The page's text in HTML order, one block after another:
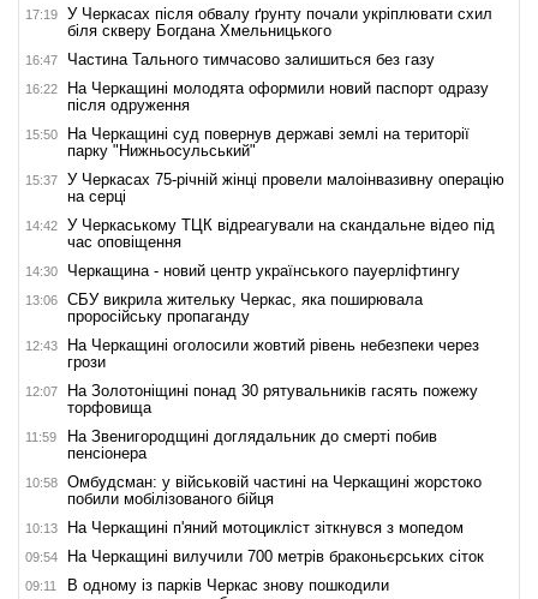
17:19
У Черкасах після обвалу ґрунту почали укріплювати схил
біля скверу Богдана Хмельницького
16:47 Частина Тального тимчасово залишиться без газу
16:22
На Черкащині молодята оформили новий паспорт одразу
після одруження
15:50
На Черкащині суд повернув державі землі на території
парку "Нижньосульський"
15:37
У Черкасах 75-річній жінці провели малоінвазивну операцію
на серці
14:42
У Черкаському ТЦК відреагували на скандальне відео під
час оповіщення
14:30 Черкащина - новий центр українського пауерліфтингу
13:06
СБУ викрила жительку Черкас, яка поширювала
проросійську пропаганду
12:43
На Черкащині оголосили жовтий рівень небезпеки через
грози
12:07
На Золотоніщині понад 30 рятувальників гасять пожежу
торфовища
11:59
На Звенигородщині доглядальник до смерті побив
пенсіонера
10:58
Омбудсман: у військовій частині на Черкащині жорстоко
побили мобілізованого бійця
10:13 На Черкащині п'яний мотоцикліст зіткнувся з мопедом
09:54 На Черкащині вилучили 700 метрів браконьєрських сіток
09:11
В одному із парків Черкас знову пошкодили